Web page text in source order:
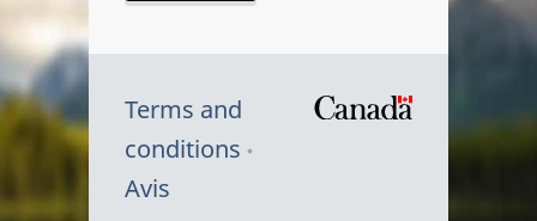
Terms and
conditions
Avis
Symbole